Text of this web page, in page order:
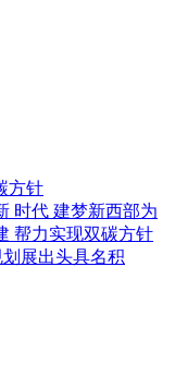
方针
时代 建梦新西部为
帮力实现双碳方针
展出头具名积